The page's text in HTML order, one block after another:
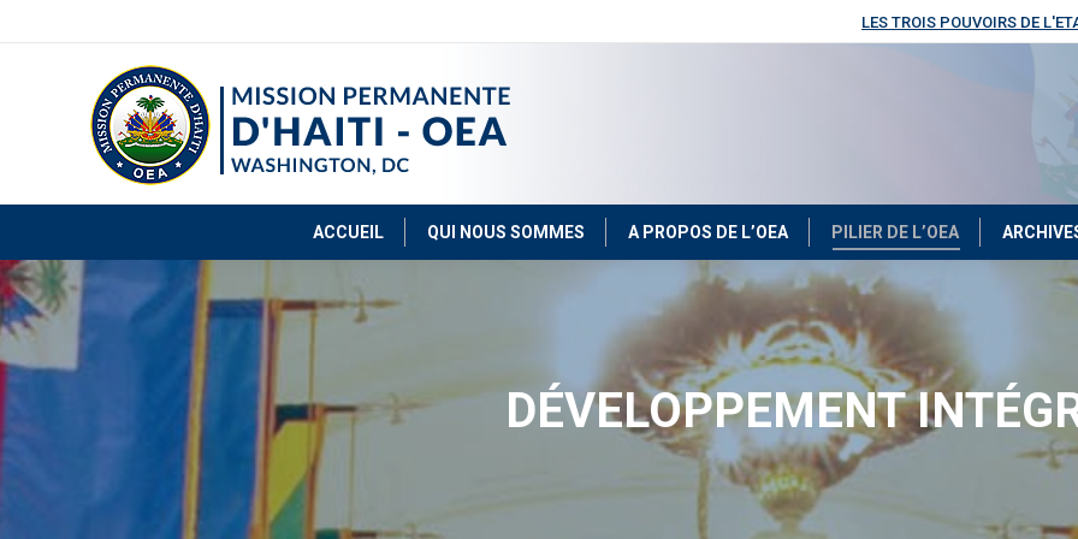
LES TROIS POUVOIRS DE
ACCUEIL QUI NOUS SOMMES A PROPOS DE L’OEA PILIER DE L’OEA
DÉVELOPPEMENT